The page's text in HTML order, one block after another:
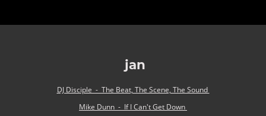
jan
DJ Disciple - The Beat, The Scene, The Sound
Mike Dunn - If I Can't Get Down